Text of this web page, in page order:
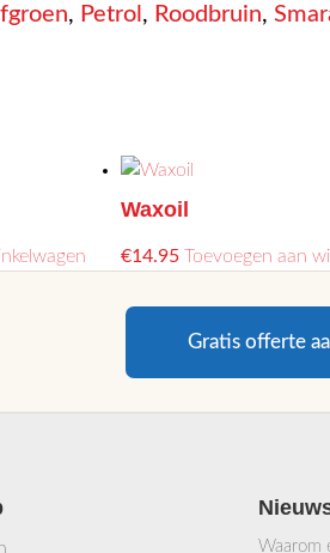
, Petrol , Roodbruin,
Waxoil
€14.95 Toevoegen aan
Gratis offerte
Waarom